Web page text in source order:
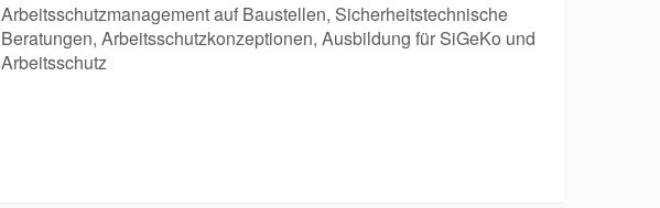
Arbeitsschutzmanagement auf Baustellen, Sicherheitstechnische
Beratungen, Arbeitsschutzkonzeptionen, Ausbildung für SiGeKo und
Arbeitsschutz